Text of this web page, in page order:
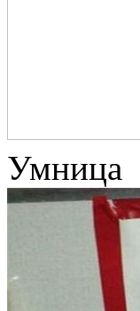
Умница